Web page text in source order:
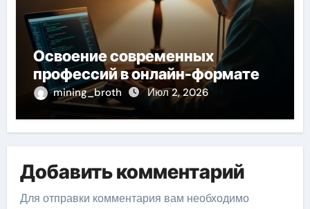
Освоение современных
профессий в онлайн-формате
mining_broth Июл 2, 2026
Добавить комментарий
Для отправки комментария вам необходимо